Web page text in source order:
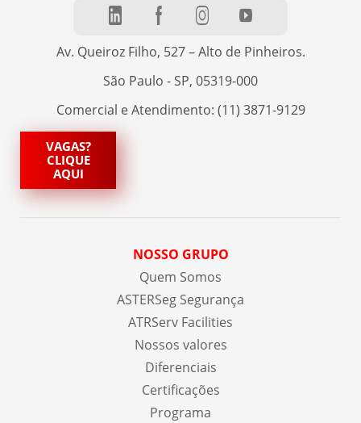
Av. Queiroz Filho, 527 – Alto de Pinheiros.
São Paulo - SP, 05319-000
Comercial e Atendimento: (11) 3871-9129
VAGAS?
CLIQUE
AQUI
NOSSO GRUPO
Quem Somos
ASTERSeg Segurança
ATRServ Facilities
Nossos valores
Diferenciais
Certificações
Programa